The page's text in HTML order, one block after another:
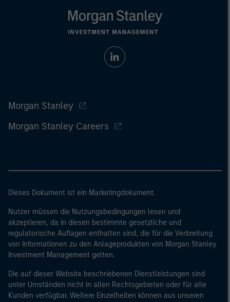
Morgan Stanley
Morgan Stanley Careers
Dieses Dokument ist ein Marketingdokument.
Nutzer müssen die Nutzungsbedingungen lesen und
akzeptieren, da in diesen bestimmte gesetzliche und
regulatorische Auflagen enthalten sind, die für die Verbreitung
von Informationen zu den Anlageprodukten von Morgan Stanley
Investment Management gelten.
Die auf dieser Website beschriebenen Dienstleistungen sind
unter Umständen nicht in allen Rechtsgebieten oder für alle
Kunden verfügbar. Weitere Einzelheiten können aus unseren